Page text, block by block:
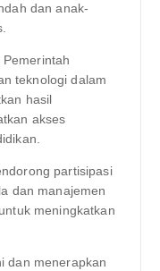
dan anak-
Pemerintah
teknologi dalam
hasil
akses
partisipasi
dan manajemen
meningkatkan
dan menerapkan